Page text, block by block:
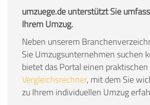
umzuege.de unterstützt Sie
Ihrem Umzug.
Neben unserem
Sie Umzugsunternehmen suchen
bietet das Portal einen praktischen
Vergleichsrechner, mit dem Sie
zu Ihrem individuellen Umzug